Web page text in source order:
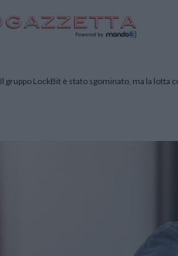
Il gruppo LockBit è stato sgominato, ma la lotta